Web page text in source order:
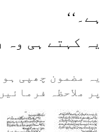
ہے۔‘‘
یہ کہتے ہی وہ
یہ مضمون چھپی
پر ملاحظہ